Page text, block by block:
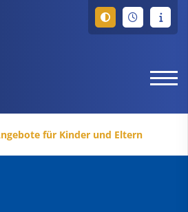
für Kinder und Eltern